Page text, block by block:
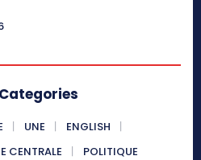
UNE
ENGLISH
CENTRALE POLITIQUE